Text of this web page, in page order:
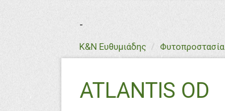
-
Κ&Ν Ευθυμιάδης textΦυτοπροστασία
ATLANTIS OD